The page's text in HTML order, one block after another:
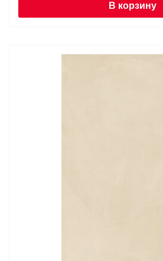
В корзину